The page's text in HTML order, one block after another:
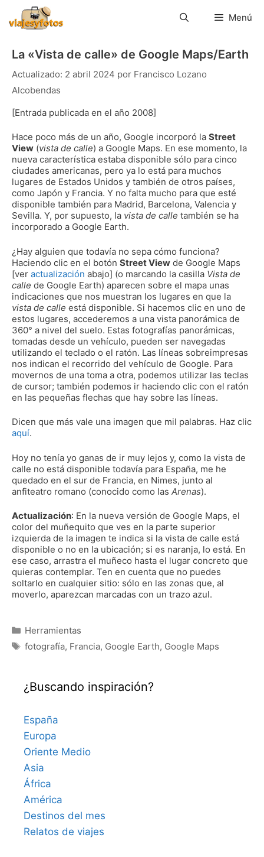
contenido
Menú
La «Vista de calle» de Google Maps/Earth
2 abril 2024 por Francisco Lozano
Alcobendas
[Entrada publicada en el año 2008]
Hace poco más de un año, Google incorporó la Street
View (vista de calle) a Google Maps. En ese momento, la
nueva característica estaba disponible sólo para cinco
ciudades americanas, pero ya lo está para muchos
lugares de Estados Unidos y también de otros países,
como Japón y Francia. Y no falta mucho para que esté
disponible también para Madrid, Barcelona, Valencia y
Sevilla. Y, por supuesto, la vista de calle también se ha
incorporado a Google Earth.
¿Hay alguien que todavía no sepa cómo funciona?
Haciendo clic en el botón Street View de Google Maps
[ver actualización abajo] (o marcando la casilla Vista de
calle de Google Earth) aparecen sobre el mapa unas
indicaciones que nos muestran los lugares en que la
vista de calle está disponible. Si hacemos clic en uno de
estos lugares, accederemos a una vista panorámica de
360° a nivel del suelo. Estas fotografías panorámicas,
tomadas desde un vehículo, pueden ser navegadas
utilizando el teclado o el ratón. Las líneas sobreimpresas
nos indican el recorrido del vehículo de Google. Para
movernos de una toma a otra, podemos utilizar las teclas
de cursor; también podemos ir haciendo clic con el ratón
en las pequeñas flechas que hay sobre las líneas.
Dicen que más vale una imagen que mil palabras. Haz clic
aquí.
Hoy no tenía yo ganas de ir muy lejos y, como la vista de
calle no está disponible todavía para España, me he
quedado en el sur de Francia, en Nimes, junto al
anfiteatro romano (conocido como las Arenas).
Actualización: En la nueva versión de Google Maps, el
color del muñequito que ves en la parte superior
izquierda de la imagen te indica si la vista de calle está
disponible o no en la ubicación; si es naranja, lo está. En
ese caso, arrastra el muñeco hasta el lugar concreto que
quieras contemplar. Ten en cuenta que no puedes
soltarlo en cualquier sitio: sólo en las zonas que, al
moverlo, aparezcan marcadas con un trazo azul.
Categorías
Herramientas
Etiquetas
fotografía, Francia, Google Earth, Google Maps
¿Buscando inspiración?
España
Europa
Oriente Medio
Asia
África
América
Destinos del mes
Relatos de viajes